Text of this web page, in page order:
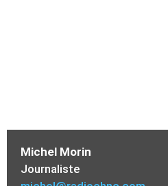
Michel Morin
Journaliste